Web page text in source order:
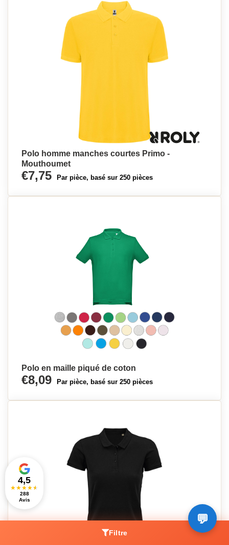
Polo homme manches courtes Primo -
Mouthoumet
€7,75 Par pièce, basé sur 250 pièces
Polo en maille piqué de coton
€8,09 Par pièce, basé sur 250 pièces
Filtre
4,5
★★★★★
288
Avis